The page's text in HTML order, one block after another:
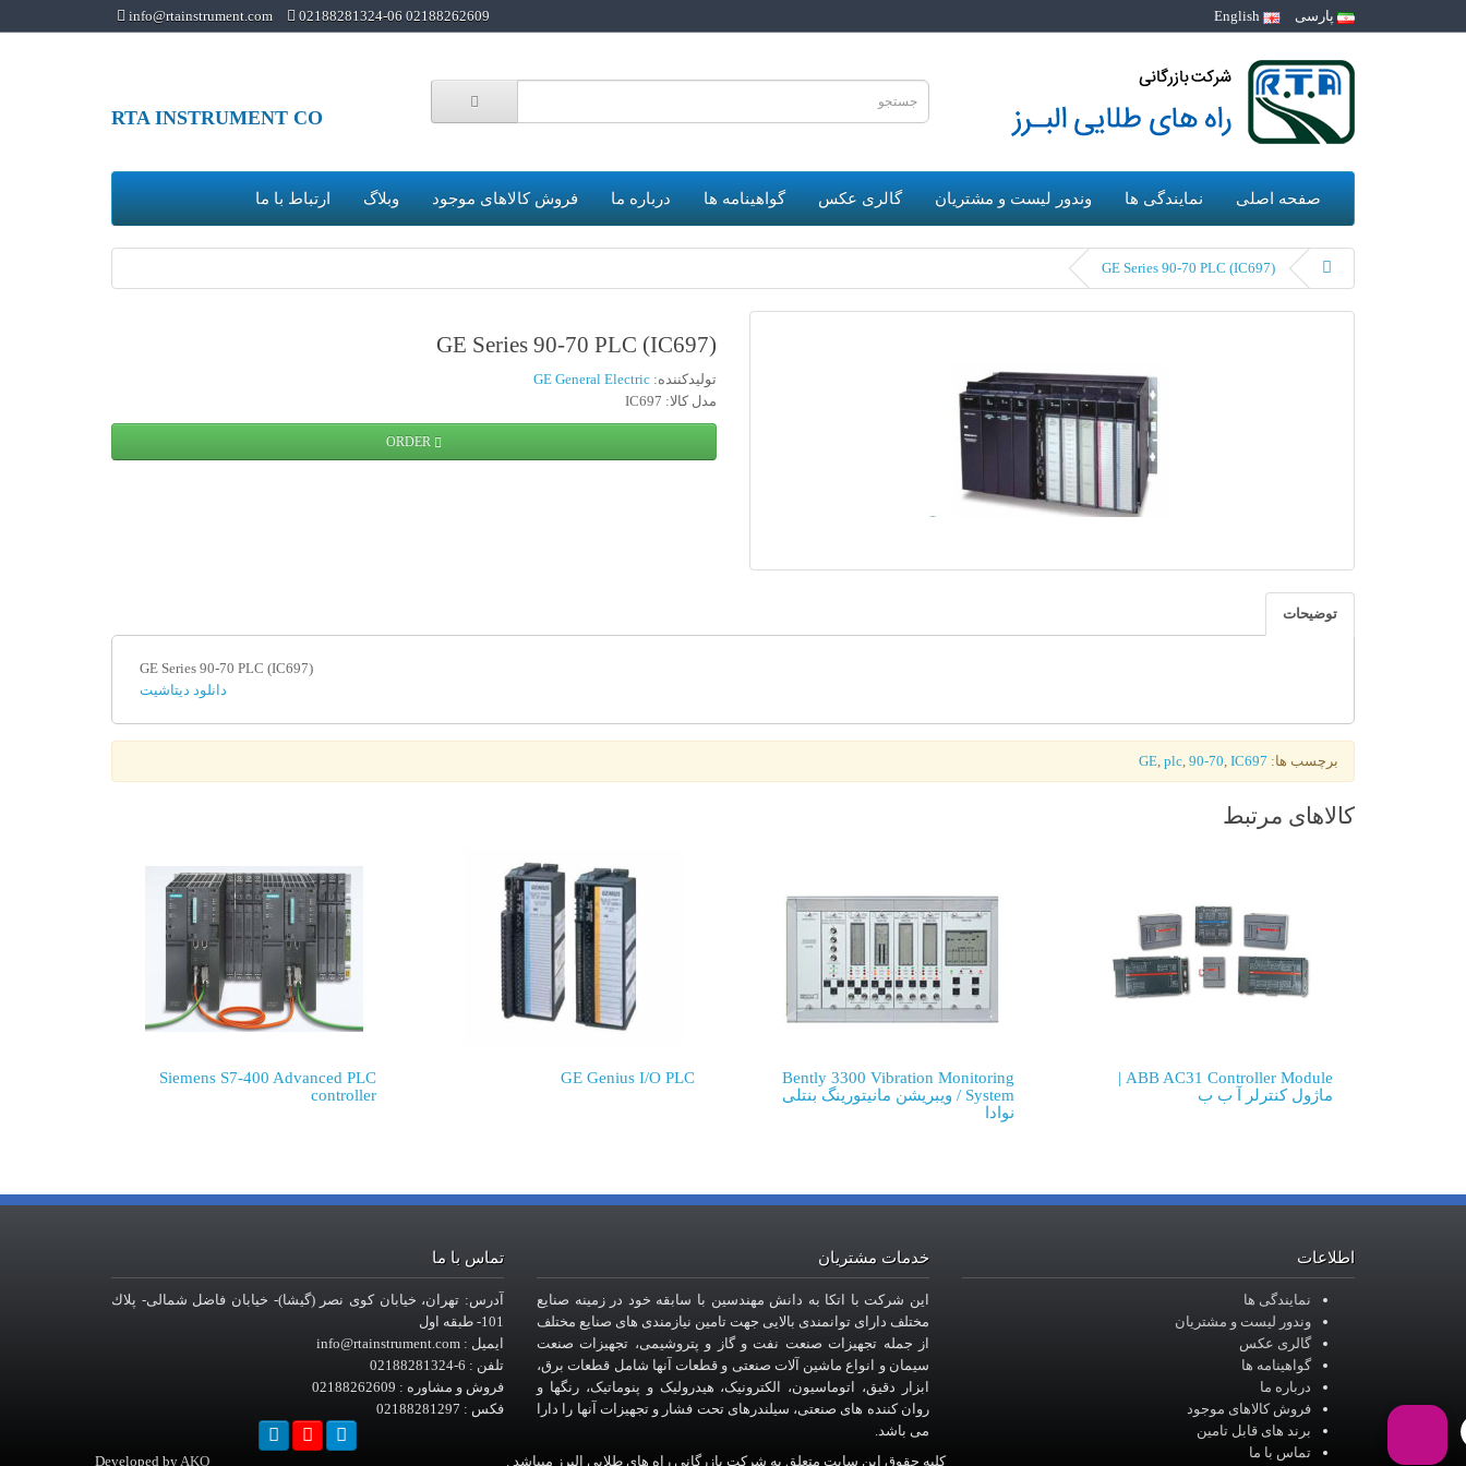
پارسی 02188262609 02188281324-06
info@rtainstrument.com
RTA INSTRUMENT CO
صفحه اصلی نمایندگی ها وندور لیست و مشتریان گالری عکس گواهینامه ها درباره ما فروش کالاهای موجود وبلاگ ارتباط با ما
GE Series 90-70 PLC (IC697)
GE Series 90-70 PLC (IC697)
تولیدکننده: GE General Electric
مدل کالا: IC697
توضیحات
GE Series 90-70 PLC (IC697)
دانلود دیتاشیت
برچسب ها: GE, plc, 90-70, IC697
کالاهای مرتبط
ABB AC31 Controller Module |
ماژول کنترلر آ ب ب
Bently 3300 Vibration Monitoring
System / ویبریشن مانیتورینگ بنتلی
نوادا
GE Genius I/O PLC
Siemens S7-400 Advanced PLC
controller
اطلاعات
نمایندگی ها
وندور لیست و مشتریان
گالری عکس
گواهینامه ها
درباره ما
فروش کالاهای موجود
برند های قابل تامین
تماس با ما
خدمات مشتریان
این شرکت با اتکا به دانش مهندسین با سابقه خود در زمینه صنایع
مختلف دارای توانمندی بالایی جهت تامین نیازمندی های صنایع مختلف
از جمله تجهیزات صنعت نفت و گاز و پتروشیمی، تجهیزات صنعت
سیمان و انواع ماشین آلات صنعتی و قطعات آنها شامل قطعات برق،
ابزار دقیق، اتوماسیون، الکترونیک، هیدرولیک و پنوماتیک، رنگها و
روان کننده های صنعتی، سیلندرهای تحت فشار و تجهیزات آنها را دارا
می باشد.
تماس با ما
آدرس: تهران، خيابان کوی نصر (گیشا)- خيابان فاضل شمالی- پلاك
101- طبقه اول
ایمیل : info@rtainstrument.com
تلفن : 6-02188281324
فروش و مشاوره : 02188262609
فکس : 02188281297
کلیه حقوق این سایت متعلق به شرکت بازرگانی راه های طلایی البرز میباشد . Developed byAKO